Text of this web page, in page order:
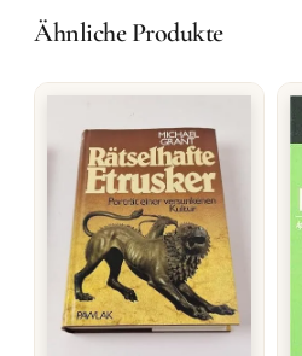
Ähnliche Produkte